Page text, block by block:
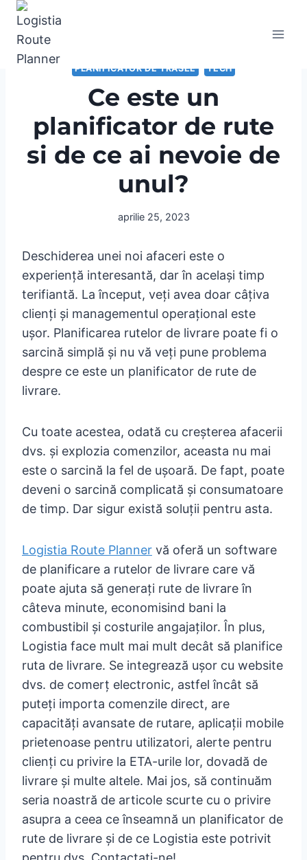
Skip
content
PLANIFICATOR DE TRASEE TECH
Ce este un
planificator de rute
si de ce ai nevoie de
unul?
aprilie 25, 2023
Deschiderea unei noi afaceri este o
experiență interesantă, dar în același timp
terifiantă. La început, veți avea doar câțiva
clienți și managementul operațional este
ușor. Planificarea rutelor de livrare poate fi o
sarcină simplă și nu vă veți pune problema
despre ce este un planificator de rute de
livrare.
Cu toate acestea, odată cu creșterea afacerii
dvs. și explozia comenzilor, aceasta nu mai
este o sarcină la fel de ușoară. De fapt, poate
deveni o sarcină complicată și consumatoare
de timp. Dar sigur există soluții pentru asta.
Logistia Route Planner vă oferă un software
de planificare a rutelor de livrare care vă
poate ajuta să generați rute de livrare în
câteva minute, economisind bani la
combustibil și costurile angajaților. În plus,
Logistia face mult mai mult decât să planifice
ruta de livrare. Se integrează ușor cu website
dvs. de comerț electronic, astfel încât să
puteți importa comenzile direct, are
capacități avansate de rutare, aplicații mobile
prietenoase pentru utilizatori, alerte pentru
clienți cu privire la ETA-urile lor, dovadă de
livrare și multe altele. Mai jos, să continuăm
seria noastră de articole scurte cu o privire
asupra a ceea ce înseamnă un planificator de
rute de livrare și de ce Logistia este potrivit